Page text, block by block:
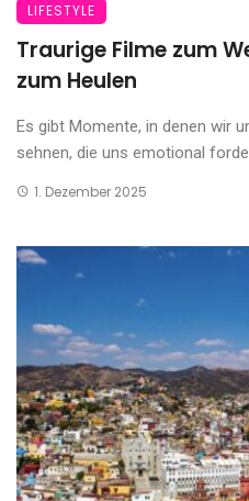
LIFESTYLE
Traurige Filme zum
zum Heulen
Es gibt Momente, in denen wir
sehnen, die uns emotional
1. Dezember 2025